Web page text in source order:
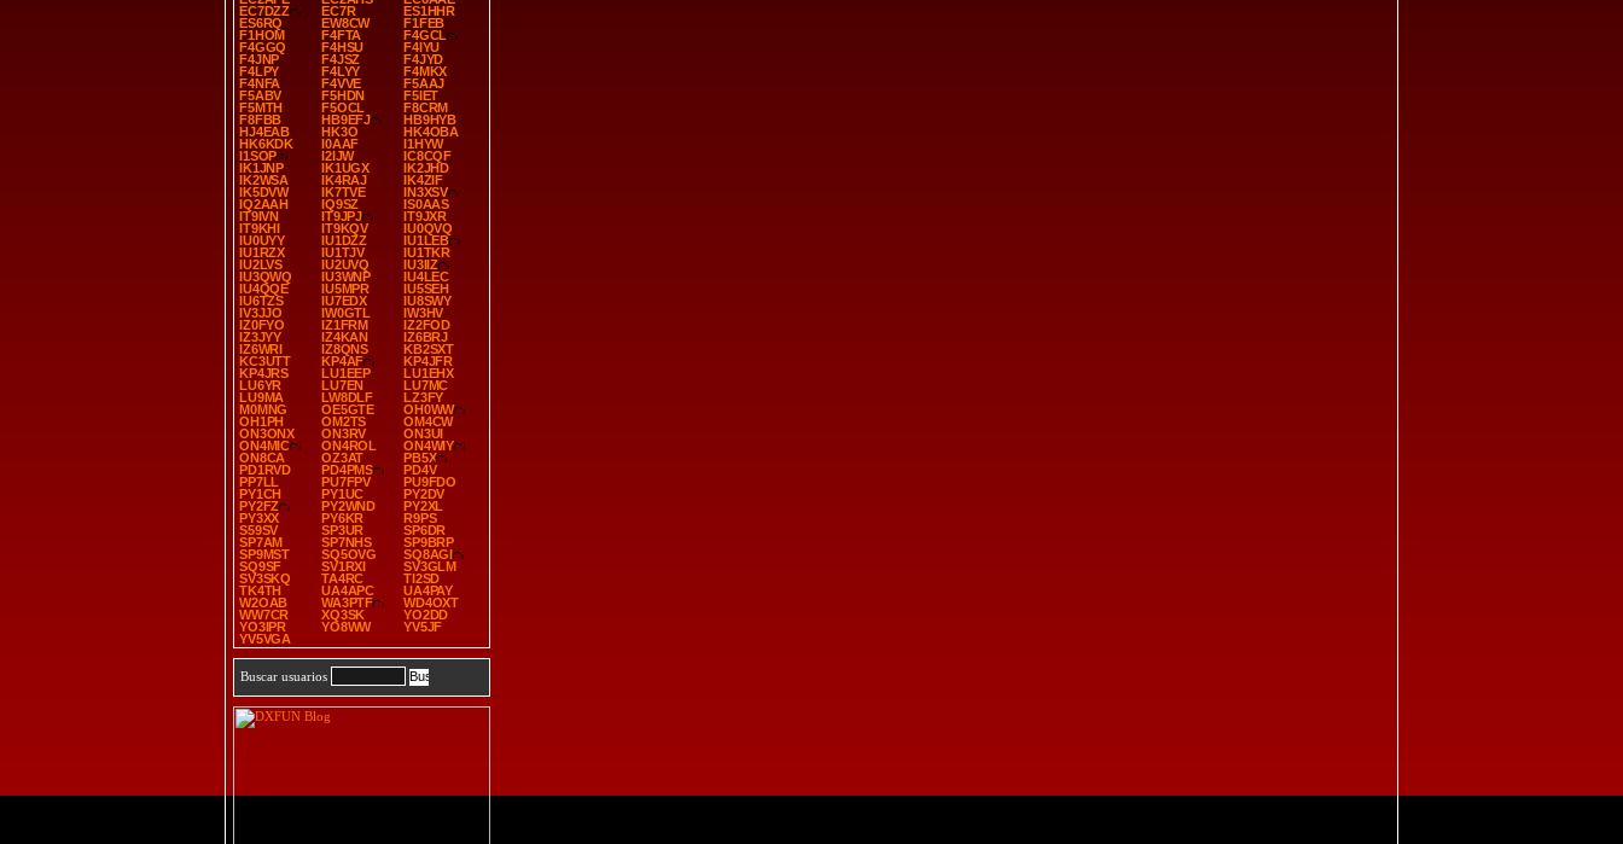
EC7DZZ
EC7R
ES1HHR
ES6RQ
EW8CW
F1FEB
F1HOM
F4FTA
F4GCL
F4GGQ
F4HSU
F4IYU
F4JNP
F4JSZ
F4JYD
F4LPY
F4LYY
F4MKX
F4NFA
F4VVE
F5AAJ
F5ABV
F5HDN
F5IET
F5MTH
F5OCL
F8CRM
F8FBB
HB9EFJ
HB9HYB
HJ4EAB
HK3O
HK4OBA
HK6KDK
I0AAF
I1HYW
I1SOP
I2IJW
IC8CQF
IK1JNP
IK1UGX
IK2JHD
IK2WSA
IK4RAJ
IK4ZIF
IK5DVW
IK7TVE
IN3XSV
IQ2AAH
IQ9SZ
IS0AAS
IT9IVN
IT9JPJ
IT9JXR
IT9KHI
IT9KQV
IU0QVQ
IU0UYY
IU1DZZ
IU1LEB
IU1RZX
IU1TJV
IU1TKR
IU2LVS
IU2UVQ
IU3IIZ
IU3QWQ
IU3WNP
IU4LEC
IU4QQE
IU5MPR
IU5SEH
IU6TZS
IU7EDX
IU8SWY
IV3JJO
IW0GTL
IW3HV
IZ0FYO
IZ1FRM
IZ2FOD
IZ3JYY
IZ4KAN
IZ6BRJ
IZ6WRI
IZ8QNS
KB2SXT
KC3UTT
KP4AF
KP4JFR
KP4JRS
LU1EEP
LU1EHX
LU6YR
LU7EN
LU7MC
LU9MA
LW8DLF
LZ3FY
M0MNG
OE5GTE
OH0WW
OH1PH
OM2TS
OM4CW
ON3ONX
ON3RV
ON3UI
ON4MIC
ON4ROL
ON4WIY
ON8CA
OZ3AT
PB5X
PD1RVD
PD4PMS
PD4V
PP7LL
PU7FPV
PU9FDO
PY1CH
PY1UC
PY2DV
PY2FZ
PY2WND
PY2XL
PY3XX
PY6KR
R9PS
S59SV
SP3UR
SP6DR
SP7AM
SP7NHS
SP9BRP
SP9MST
SQ5OVG
SQ8AGI
SQ9SF
SV1RXI
SV3GLM
SV3SKQ
TA4RC
TI2SD
TK4TH
UA4APC
UA4PAY
W2OAB
WA3PTF
WD4OXT
WW7CR
XQ3SK
YO2DD
YO3IPR
YO8WW
YV5JF
YV5VGA
Buscar usuarios